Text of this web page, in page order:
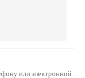
или электронной